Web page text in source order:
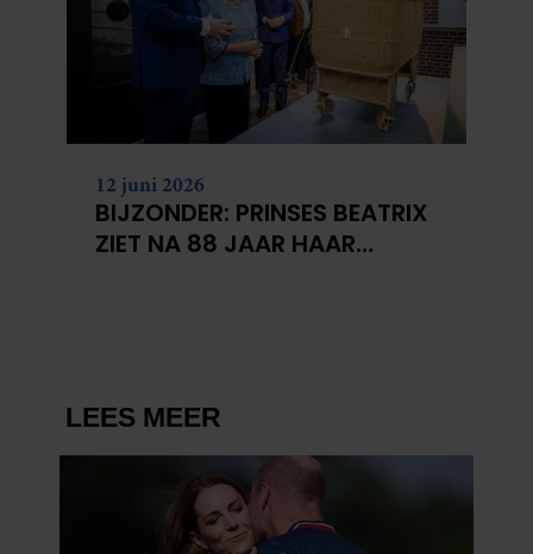
12 juni 2026
BIJZONDER: PRINSES BEATRIX
ZIET NA 88 JAAR HAAR